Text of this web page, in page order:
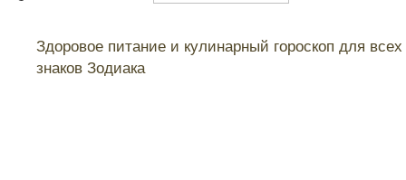
Здоровое питание и кулинарный гороскоп для всех
знаков Зодиака